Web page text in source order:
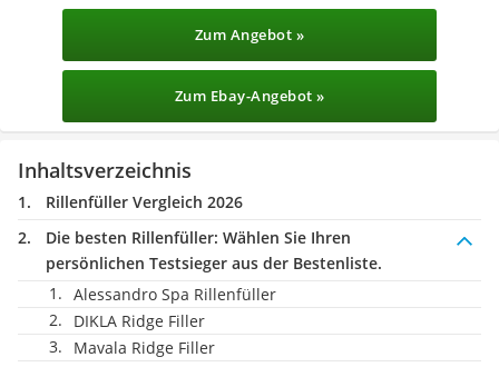
Zum Angebot »
Zum Ebay-Angebot »
Inhaltsverzeichnis
Rillenfüller Vergleich 2026
Die besten Rillenfüller: Wählen Sie Ihren
persönlichen Testsieger aus der Bestenliste.
Alessandro Spa Rillenfüller
DIKLA Ridge Filler
Mavala Ridge Filler